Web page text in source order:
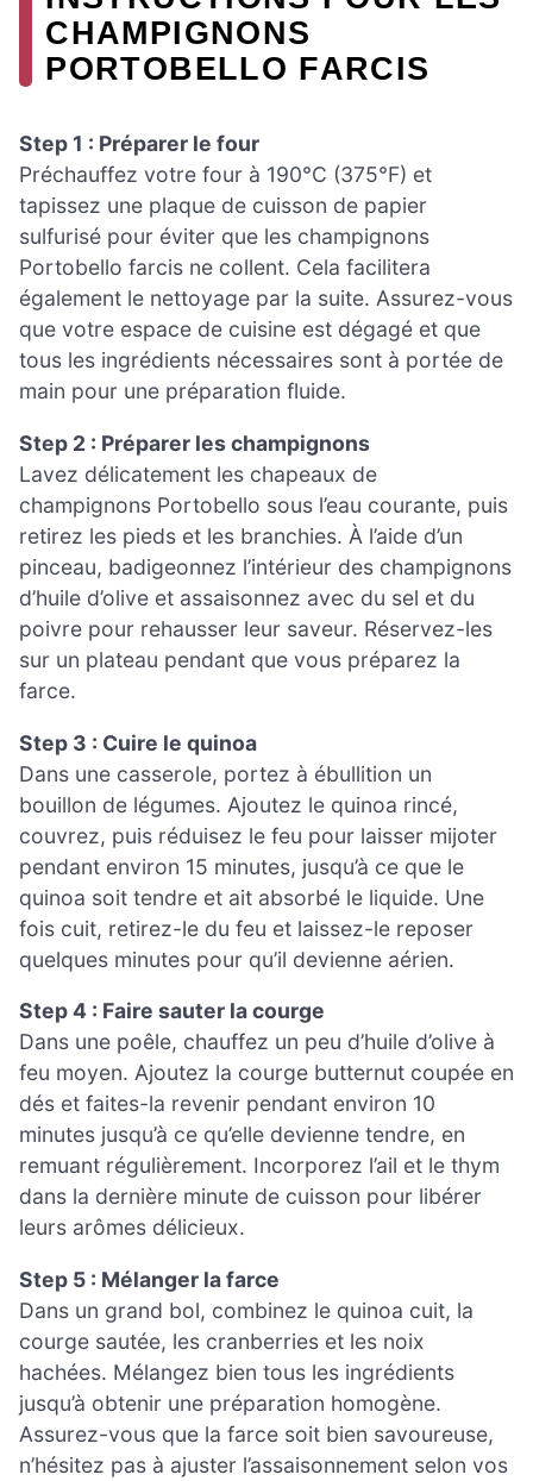
CHAMPIGNONS
PORTOBELLO FARCIS
Step 1 : Préparer le four
Préchauffez votre four à 190°C (375°F) et
tapissez une plaque de cuisson de papier
sulfurisé pour éviter que les champignons
Portobello farcis ne collent. Cela facilitera
également le nettoyage par la suite. Assurez-vous
que votre espace de cuisine est dégagé et que
tous les ingrédients nécessaires sont à portée de
main pour une préparation fluide.
Step 2 : Préparer les champignons
Lavez délicatement les chapeaux de
champignons Portobello sous l’eau courante, puis
retirez les pieds et les branchies. À l’aide d’un
pinceau, badigeonnez l’intérieur des champignons
d’huile d’olive et assaisonnez avec du sel et du
poivre pour rehausser leur saveur. Réservez-les
sur un plateau pendant que vous préparez la
farce.
Step 3 : Cuire le quinoa
Dans une casserole, portez à ébullition un
bouillon de légumes. Ajoutez le quinoa rincé,
couvrez, puis réduisez le feu pour laisser mijoter
pendant environ 15 minutes, jusqu’à ce que le
quinoa soit tendre et ait absorbé le liquide. Une
fois cuit, retirez-le du feu et laissez-le reposer
quelques minutes pour qu’il devienne aérien.
Step 4 : Faire sauter la courge
Dans une poêle, chauffez un peu d’huile d’olive à
feu moyen. Ajoutez la courge butternut coupée en
dés et faites-la revenir pendant environ 10
minutes jusqu’à ce qu’elle devienne tendre, en
remuant régulièrement. Incorporez l’ail et le thym
dans la dernière minute de cuisson pour libérer
leurs arômes délicieux.
Step 5 : Mélanger la farce
Dans un grand bol, combinez le quinoa cuit, la
courge sautée, les cranberries et les noix
hachées. Mélangez bien tous les ingrédients
jusqu’à obtenir une préparation homogène.
Assurez-vous que la farce soit bien savoureuse,
n’hésitez pas à ajuster l’assaisonnement selon vos